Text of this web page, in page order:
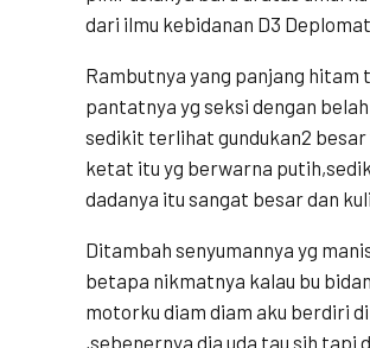
dari ilmu kebidanan D3
Rambutnya yang panjang hitam
pantatnya yg seksi dengan
sedikit terlihat gundukan2
ketat itu yg berwarna
dadanya itu sangat besar dan
Ditambah senyumannya yg
betapa nikmatnya kalau bu
motorku diam diam aku berdiri
,sebenernya dia uda tau sih tapi